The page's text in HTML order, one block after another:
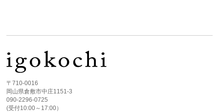
〒710-0016
岡山県倉敷市中庄1151-3
090-2296-0725
(受付10:00～17:00）